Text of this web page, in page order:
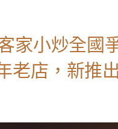
家小炒全國
老店，新推